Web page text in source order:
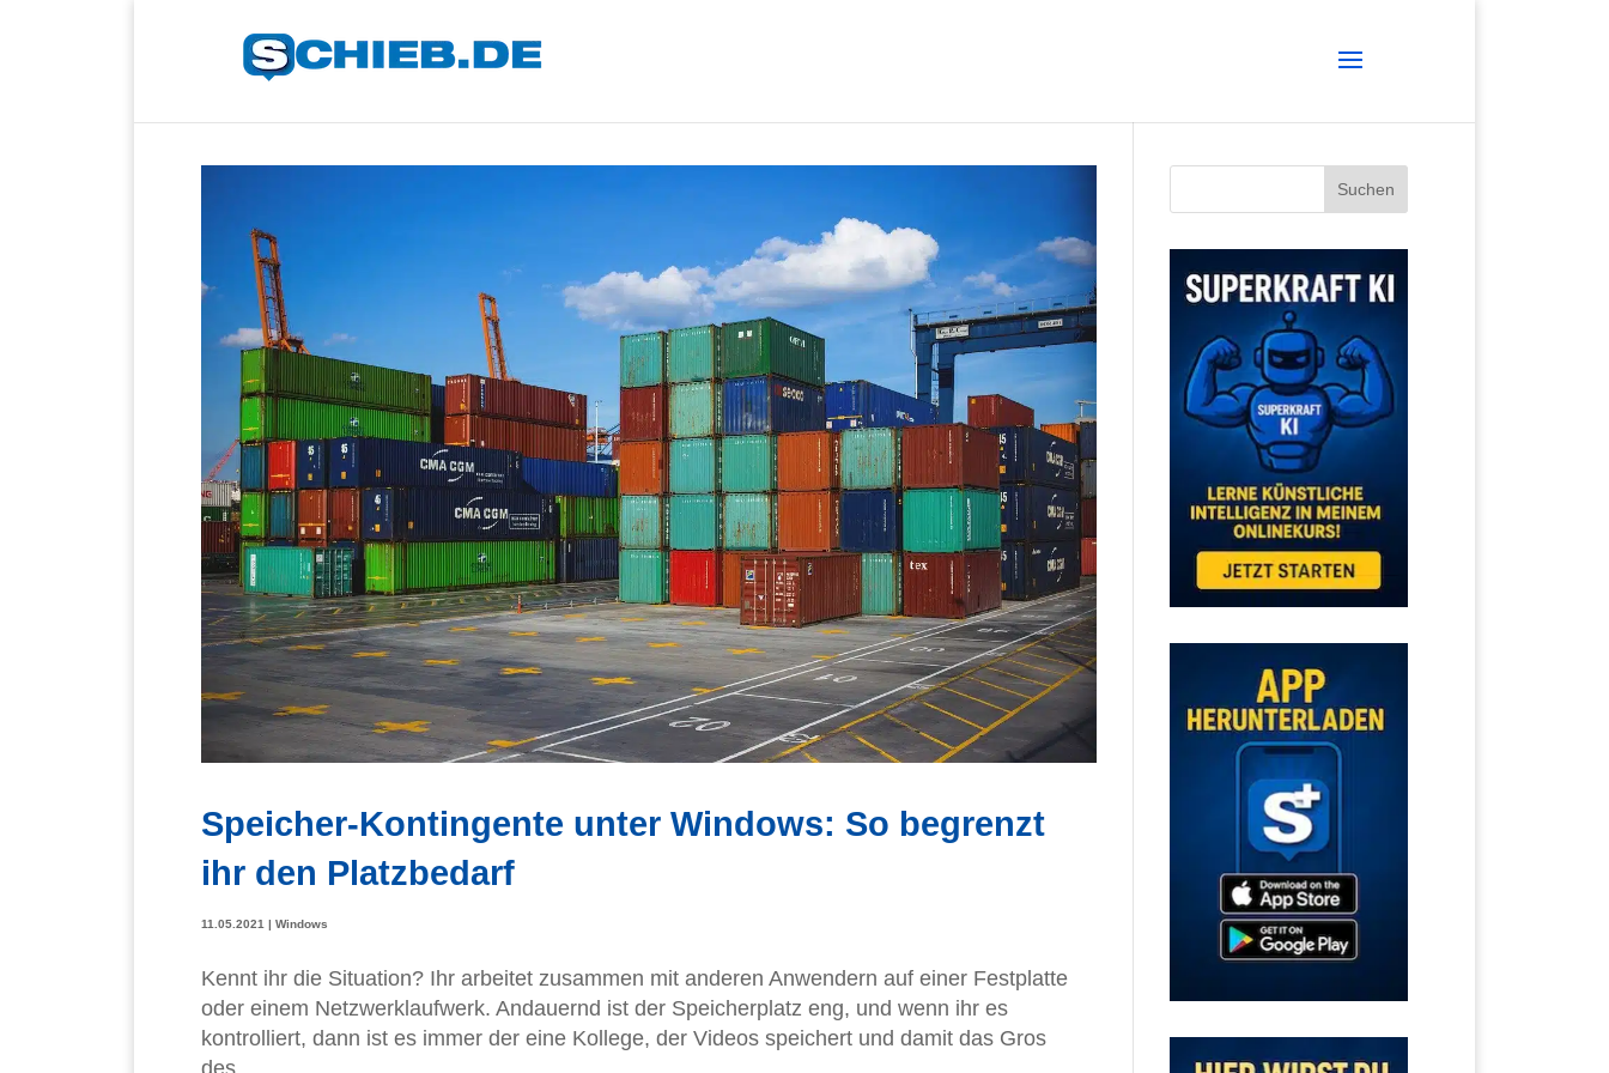
Speicher-Kontingente unter Windows: So begrenzt
ihr den Platzbedarf
11.05.2021 | Windows
Kennt ihr die Situation? Ihr arbeitet zusammen mit anderen Anwendern auf einer Festplatte
oder einem Netzwerklaufwerk. Andauernd ist der Speicherplatz eng, und wenn ihr es
kontrolliert, dann ist es immer der eine Kollege, der Videos speichert und damit das Gros
des...